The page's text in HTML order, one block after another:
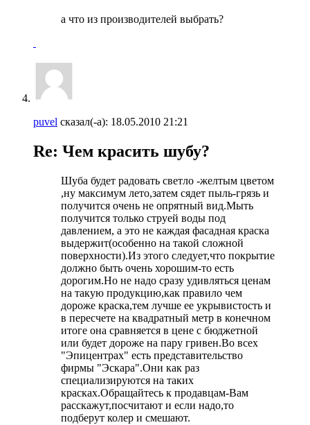
а что из производителей выбрать?
puvel сказал(-а): 18.05.2010 21:21
Re: Чем красить шубу?
Шуба будет радовать светло -желтым цветом
,ну максимум лето,затем сядет пыль-грязь и
получится очень не опрятный вид.Мыть
получится только струей воды под
давлением, а это не каждая фасадная краска
выдержит(особенно на такой сложной
поверхности).Из этого следует,что покрытие
должно быть очень хорошим-то есть
дорогим.Но не надо сразу удивляться ценам
на такую продукцию,как правило чем
дороже краска,тем лучше ее укрывистость и
в пересчете на квадратный метр в конечном
итоге она сравняется в цене с бюджетной
или будет дороже на пару гривен.Во всех
"Эпицентрах" есть представительство
фирмы "Эскара".Они как раз
специализируются на таких
красках.Обращайтесь к продавцам-Вам
расскажут,посчитают и если надо,то
подберут колер и смешают.